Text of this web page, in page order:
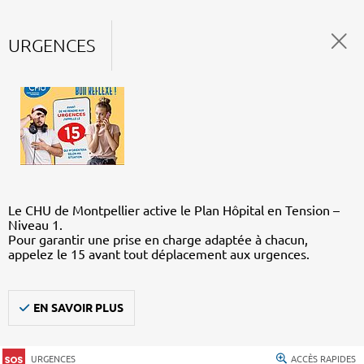
URGENCES
Le CHU de Montpellier active le Plan Hôpital en Tension –
Niveau 1.
Pour garantir une prise en charge adaptée à chacun,
appelez le 15 avant tout déplacement aux urgences.
EN SAVOIR PLUS
URGENCES ACCÈS RAPIDES